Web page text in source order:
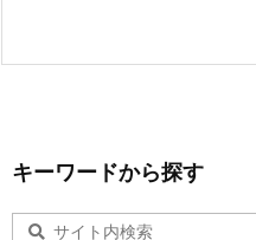
キーワードから探す